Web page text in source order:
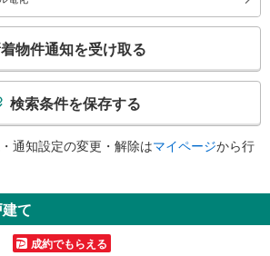
物件通知を受け取る
検索条件を保存する
通知設定の変更・解除はマイページから行
て
成約でもらえる